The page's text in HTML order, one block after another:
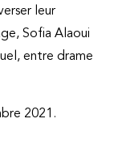
leur
Sofia Alaoui
entre drame
2021.